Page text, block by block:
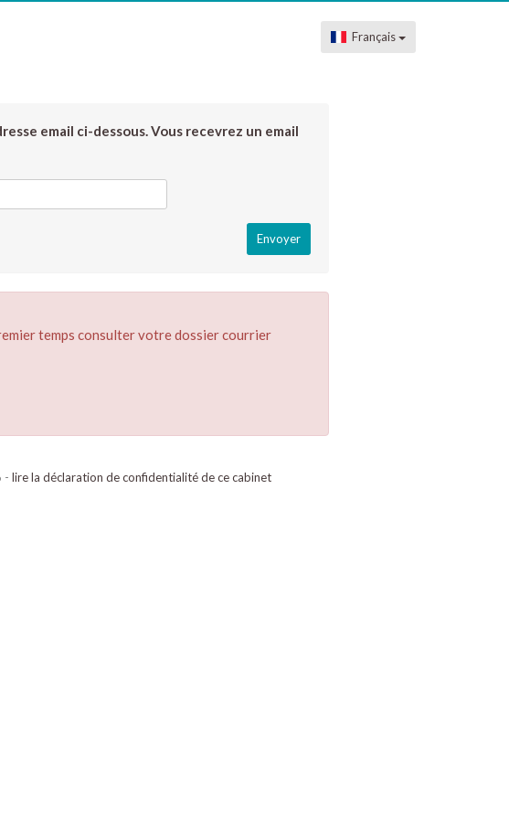
Français
email ci-dessous. Vous recevrez un email
temps consulter votre dossier courrier
- lire la déclaration de confidentialité de ce cabinet